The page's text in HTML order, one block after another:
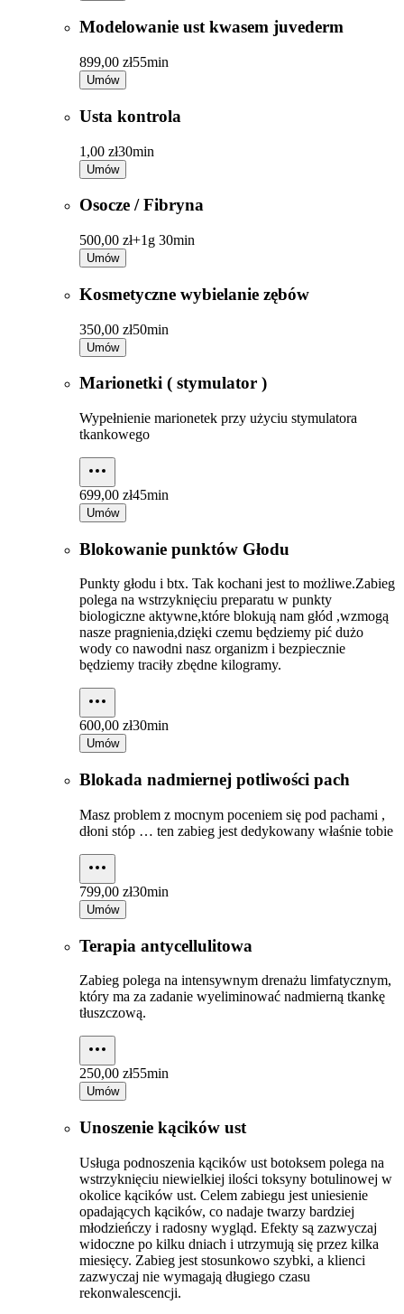
Modelowanie ust kwasem juvederm
899,00 zł55min
Umów
Usta kontrola
1,00 zł30min
Umów
Osocze / Fibryna
500,00 zł+1g 30min
Umów
Kosmetyczne wybielanie zębów
350,00 zł50min
Umów
Marionetki ( stymulator )
Wypełnienie marionetek przy użyciu stymulatora
tkankowego
699,00 zł45min
Umów
Blokowanie punktów Głodu
Punkty głodu i btx. Tak kochani jest to możliwe.Zabieg
polega na wstrzyknięciu preparatu w punkty
biologiczne aktywne,które blokują nam głód ,wzmogą
nasze pragnienia,dzięki czemu będziemy pić dużo
wody co nawodni nasz organizm i bezpiecznie
będziemy traciły zbędne kilogramy.
600,00 zł30min
Umów
Blokada nadmiernej potliwości pach
Masz problem z mocnym poceniem się pod pachami ,
dłoni stóp … ten zabieg jest dedykowany właśnie tobie
799,00 zł30min
Umów
Terapia antycellulitowa
Zabieg polega na intensywnym drenażu limfatycznym,
który ma za zadanie wyeliminować nadmierną tkankę
tłuszczową.
250,00 zł55min
Umów
Unoszenie kącików ust
Usługa podnoszenia kącików ust botoksem polega na
wstrzyknięciu niewielkiej ilości toksyny botulinowej w
okolice kącików ust. Celem zabiegu jest uniesienie
opadających kącików, co nadaje twarzy bardziej
młodzieńczy i radosny wygląd. Efekty są zazwyczaj
widoczne po kilku dniach i utrzymują się przez kilka
miesięcy. Zabieg jest stosunkowo szybki, a klienci
zazwyczaj nie wymagają długiego czasu
rekonwalescencji.